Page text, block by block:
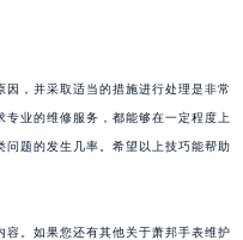
，并采取适当的措施进行处理是非常
业的维修服务，都能够在一定程度上
题的发生几率。希望以上技巧能帮助
容。如果您还有其他关于萧邦手表维护